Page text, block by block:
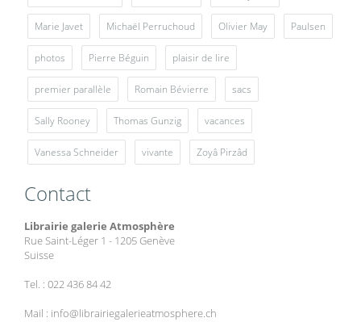
Marie Javet Michaël Perruchoud Olivier May Paulsen
photos Pierre Béguin plaisir de lire
premier parallèle Romain Bévierre sacs
Sally Rooney Thomas Gunzig vacances
Vanessa Schneider vivante Zoyâ Pirzâd
Contact
Librairie galerie Atmosphère
Rue Saint-Léger 1 - 1205 Genève
Suisse
Tel. : 022 436 84 42
Mail : info@librairiegalerieatmosphere.ch